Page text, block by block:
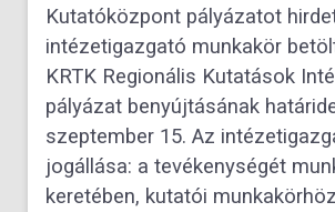
Kutatóközpont pályázatot
intézetigazgató munkakör
KRTK Regionális Kutatások
pályázat benyújtásának
szeptember 15. Az
jogállása: a tevékenységét
keretében, kutatói